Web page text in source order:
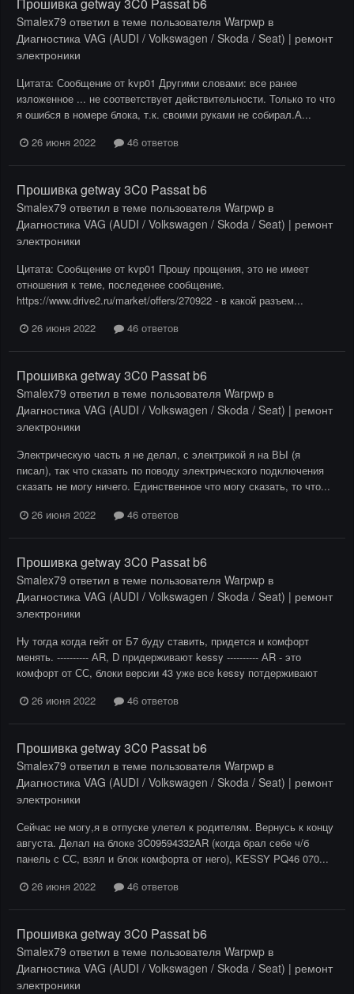
Smalex79 ответил в теме пользователя Warpwp в
Диагностика VAG (AUDI / Volkswagen / Skoda / Seat) | ремонт
электроники
Цитата: Сообщение от kvp01 Другими словами: все ранее
изложенное ... не соответствует действительности. Только то что
я ошибся в номере блока, т.к. своими руками не собирал.А...
26 июня 2022
46 ответов
Прошивка getway 3C0 Passat b6
Smalex79 ответил в теме пользователя Warpwp в
Диагностика VAG (AUDI / Volkswagen / Skoda / Seat) | ремонт
электроники
Цитата: Сообщение от kvp01 Прошу прощения, это не имеет
отношения к теме, последенее сообщение.
https://www.drive2.ru/market/offers/270922 - в какой разъем...
26 июня 2022
46 ответов
Прошивка getway 3C0 Passat b6
Smalex79 ответил в теме пользователя Warpwp в
Диагностика VAG (AUDI / Volkswagen / Skoda / Seat) | ремонт
электроники
Электрическую часть я не делал, с электрикой я на ВЫ (я
писал), так что сказать по поводу электрического подключения
сказать не могу ничего. Единственное что могу сказать, то что...
26 июня 2022
46 ответов
Прошивка getway 3C0 Passat b6
Smalex79 ответил в теме пользователя Warpwp в
Диагностика VAG (AUDI / Volkswagen / Skoda / Seat) | ремонт
электроники
Ну тогда когда гейт от Б7 буду ставить, придется и комфорт
менять. ---------- АR, D придерживают kessy ---------- АR - это
комфорт от СС, блоки версии 43 уже все kessy потдерживают
26 июня 2022
46 ответов
Прошивка getway 3C0 Passat b6
Smalex79 ответил в теме пользователя Warpwp в
Диагностика VAG (AUDI / Volkswagen / Skoda / Seat) | ремонт
электроники
Сейчас не могу,я в отпуске улетел к родителям. Вернусь к концу
августа. Делал на блоке 3C09594332AR (когда брал себе ч/б
панель с СС, взял и блок комфорта от него), KESSY PQ46 070...
26 июня 2022
46 ответов
Прошивка getway 3C0 Passat b6
Smalex79 ответил в теме пользователя Warpwp в
Диагностика VAG (AUDI / Volkswagen / Skoda / Seat) | ремонт
электроники